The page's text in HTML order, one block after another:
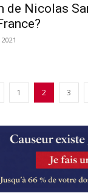
de Nicolas
1 2 3